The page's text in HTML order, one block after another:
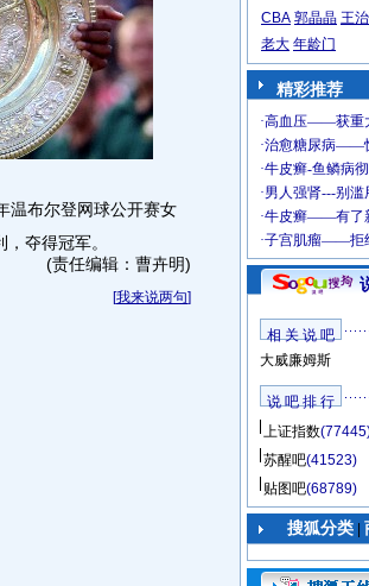
温布尔登网球公开赛女
夺得冠军。
(责任编辑：曹卉明)
[我来说两句]
CBA 郭晶晶 王
老大 年龄门
精彩推荐
相 关 说 吧
大威廉姆斯
说 吧 排 行
上证指数
苏醒吧(41523)
贴图吧(68789)
搜狐分类|